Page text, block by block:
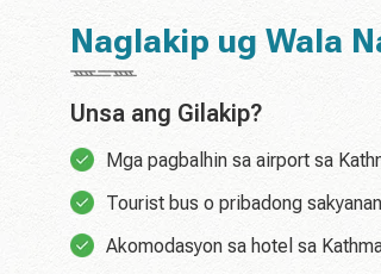
Naglakip ug Wala
Unsa ang Gilakip?
Mga pagbalhin sa airport sa
Tourist bus o pribadong
Akomodasyon sa hotel sa